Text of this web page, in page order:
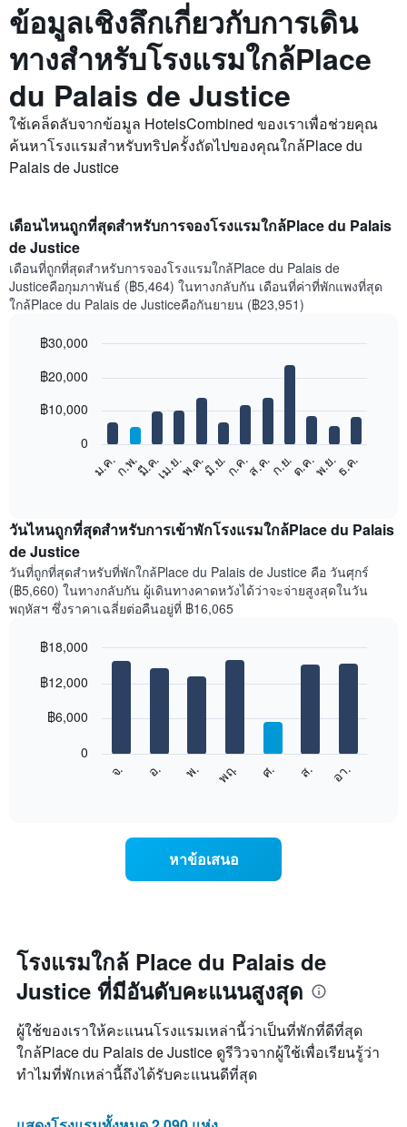
ข้อมูลเชิงลึกเกี่ยวกับการเดิน
ทางสำหรับโรงแรมใกล้Place
du Palais de Justice
ใช้เคล็ดลับจากข้อมูล HotelsCombined ของเราเพื่อช่วยคุณ
ค้นหาโรงแรมสำหรับทริปครั้งถัดไปของคุณใกล้Place du
Palais de Justice
เดือนไหนถูกที่สุดสำหรับการจองโรงแรมใกล้Place du Palais
de Justice
เดือนที่ถูกที่สุดสำหรับการจองโรงแรมใกล้Place du Palais de
Justiceคือกุมภาพันธ์ (฿5,464) ในทางกลับกัน เดือนที่ค่าที่พักแพงที่สุด
ใกล้Place du Palais de Justiceคือกันยายน (฿23,951)
chart
12
แสดง
ราคา
เฉลี่ย
ของ
ห้อง
พัก
แต่ละ
แผนภูมิ
แกน
ราคา
เฉลี่ย
ของ
พัก
graphic.
ม.ค.ก.พ.มี.ค.เม.ย.พ.ค.มิ.ย.ก.ค.ส.ค.ก.ย.ต.ค.พ.ย.ธ.ค.
0
฿10,000
฿20,000
฿30,000
วันไหนถูกที่สุดสำหรับการเข้าพักโรงแรมใกล้Place du Palais
de Justice
วันที่ถูกที่สุดสำหรับที่พักใกล้Place du Palais de Justice คือ วันศุกร์
(฿5,660) ในทางกลับกัน ผู้เดินทางคาดหวังได้ว่าจะจ่ายสูงสุดในวัน
พฤหัสฯ ซึ่งราคาเฉลี่ยต่อคืนอยู่ที่ ฿16,065
chart
bars.
วัน
ของ
สัปดาห์
แผนภูมิ
มี
แกน
X
graphic.
จ. อ. พ. พฤ. ศ. ส. อา.
0
฿6,000
฿12,000
฿18,000
หาข้อเสนอ
โรงแรมใกล้ Place du Palais de
Justice ที่มีอันดับคะแนนสูงสุด
ผู้ใช้ของเราให้คะแนนโรงแรมเหล่านี้ว่าเป็นที่พักที่ดีที่สุด
ใกล้Place du Palais de Justice ดูรีวิวจากผู้ใช้เพื่อเรียนรู้ว่า
ทำไมที่พักเหล่านี้ถึงได้รับคะแนนดีที่สุด